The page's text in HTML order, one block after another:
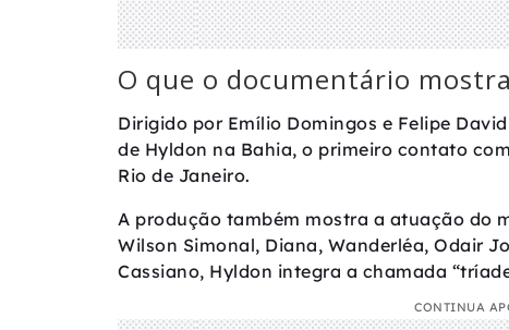
O que o documentário
Dirigido por Emílio Domingos e Felipe
de Hyldon na Bahia, o primeiro contato
Rio de Janeiro.
A produção também mostra a atuação do
Wilson Simonal, Diana, Wanderléa, Odair
Cassiano, Hyldon integra a chamada
CONTINUA